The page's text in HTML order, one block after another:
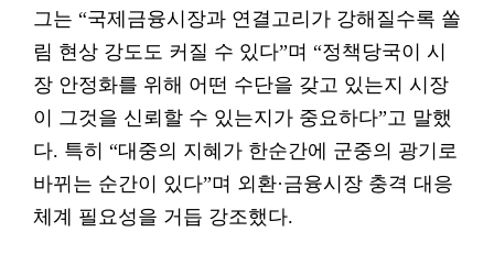
그는 “국제금융시장과 연결고리가 강해질수록 쏠
림 현상 강도도 커질 수 있다”며 “정책당국이 시
장 안정화를 위해 어떤 수단을 갖고 있는지 시장
이 그것을 신뢰할 수 있는지가 중요하다”고 말했
다. 특히 “대중의 지혜가 한순간에 군중의 광기로
바뀌는 순간이 있다”며 외환·금융시장 충격 대응
체계 필요성을 거듭 강조했다.